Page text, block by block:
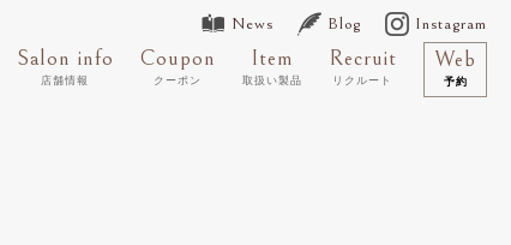
News Blog Instagram
Salon info
店舗情報
Coupon
クーポン
Item
取扱い製品
Recruit
リクルート
Web
予約